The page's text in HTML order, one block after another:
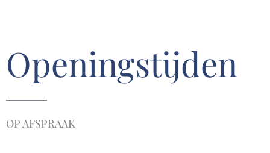
Openingstijden
OP AFSPRAAK